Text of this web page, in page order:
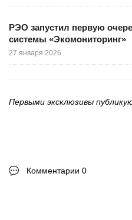
РЭО запустил первую
системы «Экомониторинг»
27 января 2026
Первыми эксклюзивы
Комментарии 0